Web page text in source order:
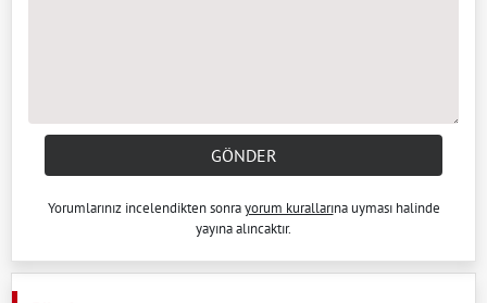
GÖNDER
Yorumlarınız incelendikten sonrayorum kurallarına uyması halinde
yayına alıncaktır.